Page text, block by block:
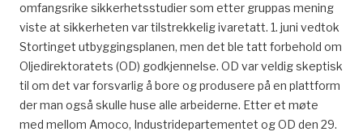
omfangsrike sikkerhetsstudier som etter gruppas mening
viste at sikkerheten var tilstrekkelig ivaretatt. 1. juni vedtok
Stortinget utbyggingsplanen, men det ble tatt forbehold om
Oljedirektoratets (OD) godkjennelse. OD var veldig skeptisk
til om det var forsvarlig å bore og produsere på en plattform
der man også skulle huse alle arbeiderne. Etter et møte
med mellom Amoco, Industridepartementet og OD den 29.